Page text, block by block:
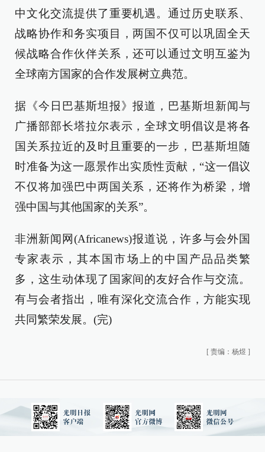
中文化交流提供了重要机遇。通过历史联系、
战略协作和务实项目，两国不仅可以巩固全天
候战略合作伙伴关系，还可以通过文明互鉴为
全球南方国家的合作发展树立典范。
据《今日巴基斯坦报》报道，巴基斯坦新闻与
广播部部长塔拉尔表示，全球文明倡议是将各
国关系拉近的及时且重要的一步，巴基斯坦随
时准备为这一愿景作出实质性贡献，“这一倡议
不仅将加强巴中两国关系，还将作为桥梁，增
强中国与其他国家的关系”。
非洲新闻网(Africanews)报道说，许多与会外国
专家表示，其本国市场上的中国产品品类繁
多，这生动体现了国家间的友好合作与交流。
有与会者指出，唯有深化交流合作，方能实现
共同繁荣发展。(完)
[ 责编：杨煜 ]